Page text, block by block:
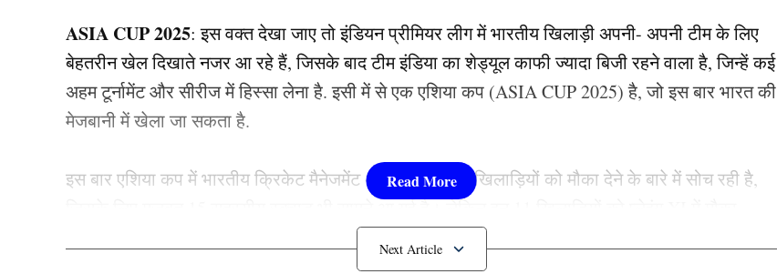
ASIA CUP 2025: इस वक्त देखा जाए तो इंडियन प्रीमियर लीग में भारतीय खिलाड़ी अपनी- अपनी टीम के लिए
बेहतरीन खेल दिखाते नजर आ रहे हैं, जिसके बाद टीम इंडिया का शेड्यूल काफी ज्यादा बिजी रहने वाला है, जिन्हें कई
अहम टूर्नामेंट और सीरीज में हिस्सा लेना है. इसी में से एक एशिया कप (ASIA CUP 2025) है, जो इस बार भारत की
मेजबानी में खेला जा सकता है.
इस बार एशिया कप में भारतीय क्रिकेट मैनेजमेंट अनुभवी और युवा खिलाड़ियों को मौका देने के बारे में सोच रही है,